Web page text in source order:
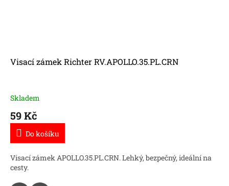
Visací zámek Richter RV.APOLLO.35.PL.CRN
Skladem
59 Kč
Do košíku
Visací zámek APOLLO.35.PL.CRN. Lehký, bezpečný, ideální na
cesty.